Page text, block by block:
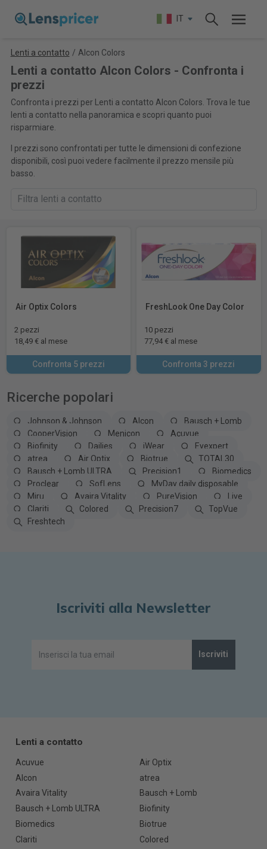
IT
Lenti a contatto / Alcon Colors
Lenti a contatto Alcon Colors - Confronta i
prezzi
Confronta i prezzi per Lenti a contatto Alcon Colors. Trova le tue
lenti a contatto nella panoramica e scopri quanto puoi
risparmiare.
I prezzi sono confrontati per tutte le dimensioni di confezione
disponibili, così puoi vedere facilmente il prezzo mensile più
basso.
Air Optix Colors
2 pezzi
18,49 € al mese
Confronta 5 prezzi
FreshLook One Day Color
10 pezzi
77,94 € al mese
Confronta 3 prezzi
Ricerche popolari
Johnson & Johnson Alcon
Bausch + Lomb
CooperVision
Menicon
Acuvue
Biofinity
Dailies iWear
Eyexpert
atrea
Air Optix Biotrue
TOTAL30
Bausch + Lomb ULTRA
Precision1
Biomedics
Proclear
SofLens
MyDay daily disposable
Miru
Avaira Vitality PureVision
Live
Clariti
Colored Precision7
TopVue
Freshtech
Iscriviti alla Newsletter
Iscriviti
Lenti a contatto
Acuvue
Air Optix
Alcon
atrea
Avaira Vitality
Bausch + Lomb
Bausch + Lomb ULTRA
Biofinity
Biomedics
Biotrue
Clariti
Colored